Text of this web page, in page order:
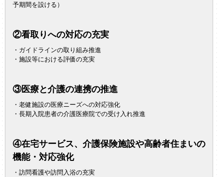
予期間を設ける）
②看取りへの対応の充実
・ガイドラインの取り組み推進
・施設等における評価の充実
③医療と介護の連携の推進
・老健施設の医療ニーズへの対応強化
・長期入院患者の介護医療院での受け入れ推進
④在宅サービス、介護保険施設や高齢者住まいの
機能・対応強化
・訪問看護や訪問入浴の充実